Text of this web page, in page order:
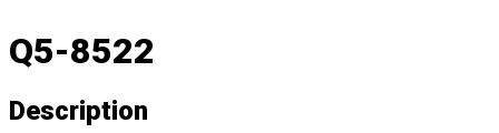
Q5-8522
Description